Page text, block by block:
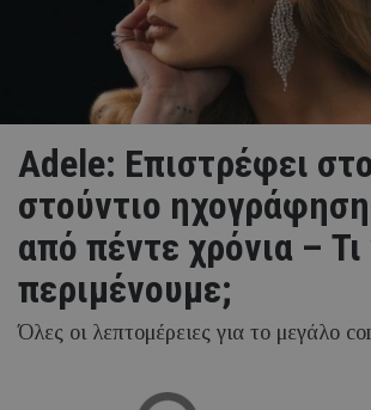
Adele: Eπιστρέφει
στούντιο
από πέντε χρόνια – Τι
περιμένουμε;
Όλες οι λεπτομέρειες για το μεγάλο